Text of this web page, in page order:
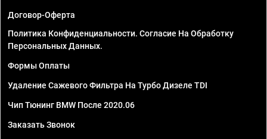
Договор-Оферта
Политика Конфиденциальности. Согласие На Обработку
Персональных Данных.
Формы Оплаты
Удаление Сажевого Фильтра На Турбо Дизеле TDI
Чип Тюнинг BMW После 2020.06
Заказать Звонок